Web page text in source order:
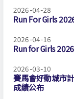
2026-04-28
Run For Girls
2026-04-16
Run for Girls
2026-03-10
賽馬會好動城市
成績公布